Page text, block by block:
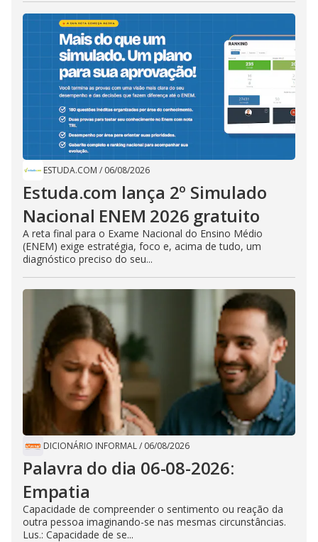
ESTUDA.COM / 06/08/2026
Estuda.com lança 2º Simulado
Nacional ENEM 2026 gratuito
A reta final para o Exame Nacional do Ensino Médio
(ENEM) exige estratégia, foco e, acima de tudo, um
diagnóstico preciso do seu...
DICIONÁRIO INFORMAL/ 06/08/2026
Palavra do dia 06-08-2026:
Empatia
Capacidade de compreender o sentimento ou reação da
outra pessoa imaginando-se nas mesmas circunstâncias.
Lus.: Capacidade de se...